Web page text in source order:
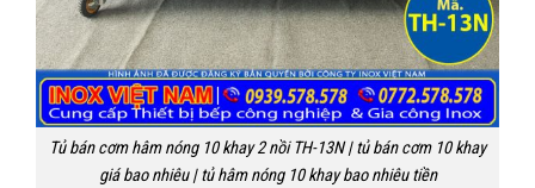
Tủ bán cơm hâm nóng 10 khay 2 nồi TH-13N | tủ bán cơm 10 khay
giá bao nhiêu | tủ hâm nóng 10 khay bao nhiêu tiền